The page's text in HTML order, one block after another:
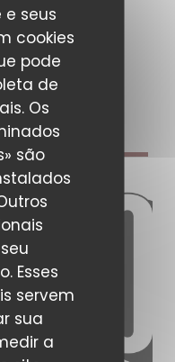
seus
cookies
pode
de
Os
são
Esses
servem
sua
a
JANELA))